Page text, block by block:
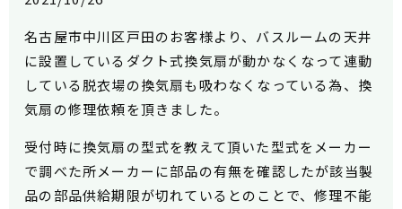
名古屋市中川区戸田のお客様より、バスルームの天井
に設置しているダクト式換気扇が動かなくなって連動
している脱衣場の換気扇も吸わなくなっている為、換
気扇の修理依頼を頂きました。
受付時に換気扇の型式を教えて頂いた型式をメーカー
で調べた所メーカーに部品の有無を確認したが該当製
品の部品供給期限が切れているとのことで、修理不能